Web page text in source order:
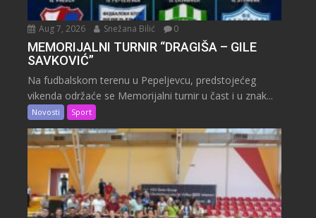
Aug 7, 2026 Snežana Bilić 0
MEMORIJALNI TURNIR “DRAGIŠA – GILE
SAVKOVIĆ”
Na fudbalskom terenu u Pepeljevcu, predstojećeg
vikenda održaće se Memorijalni turnir u čast i u znak...
Novosti Sport